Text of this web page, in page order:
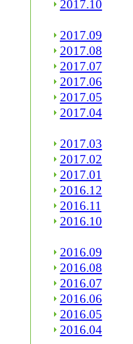
2017.10
2017.09
2017.08
2017.07
2017.06
2017.05
2017.04
2017.03
2017.02
2017.01
2016.12
2016.11
2016.10
2016.09
2016.08
2016.07
2016.06
2016.05
2016.04